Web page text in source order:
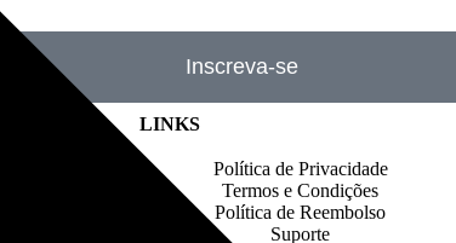
Inscreva-se
LINKS
Política de Privacidade
Termos e Condições
Política de Reembolso
Suporte